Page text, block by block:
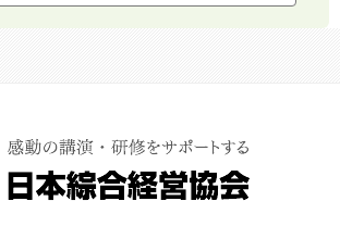
ー・アナウンサー
ント・モデル